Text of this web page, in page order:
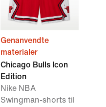
Genanvendte
materialer
Chicago Bulls Icon
Edition
Nike NBA
Swingman-shorts til